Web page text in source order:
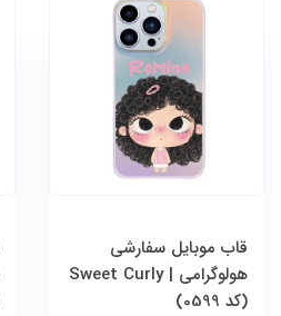
قاب موبایل سفارشی
هولوگرامی | Sweet Curly
(کد 0599)